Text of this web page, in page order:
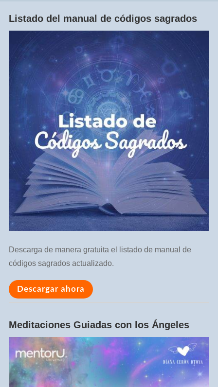
Listado del manual de códigos sagrados
Descarga de manera gratuita el listado de manual de
códigos sagrados actualizado.
Descargar ahora
Meditaciones Guiadas con los Ángeles